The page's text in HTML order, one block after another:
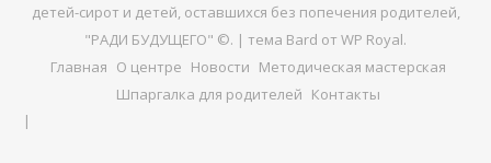
детей-сирот и детей, оставшихся без попечения родителей,
"РАДИ БУДУЩЕГО" ©. | тема Bard от WP Royal.
Главная О центре Новости Методическая мастерская
Шпаргалка для родителей Контакты